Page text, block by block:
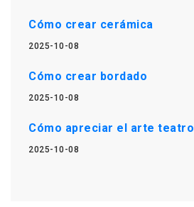
Cómo crear cerámica
2025-10-08
Cómo crear bordado
2025-10-08
Cómo apreciar el arte teatro
2025-10-08